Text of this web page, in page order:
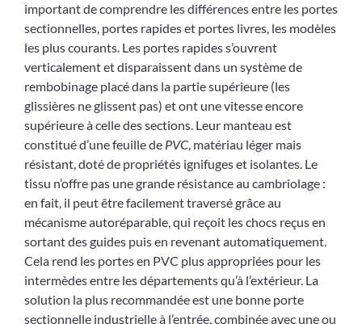
important de comprendre les différences entre les portes
sectionnelles, portes rapides et portes livres, les modèles
les plus courants. Les portes rapides s’ouvrent
verticalement et disparaissent dans un système de
rembobinage placé dans la partie supérieure (les
glissières ne glissent pas) et ont une vitesse encore
supérieure à celle des sections. Leur manteau est
constitué d’une feuille de PVC, matériau léger mais
résistant, doté de propriétés ignifuges et isolantes. Le
tissu n’offre pas une grande résistance au cambriolage :
en fait, il peut être facilement traversé grâce au
mécanisme autoréparable, qui reçoit les chocs reçus en
sortant des guides puis en revenant automatiquement.
Cela rend les portes en PVC plus appropriées pour les
intermèdes entre les départements qu’à l’extérieur. La
solution la plus recommandée est une bonne porte
sectionnelle industrielle à l’entrée, combinée avec une ou